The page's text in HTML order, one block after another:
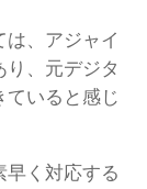
、アジャイ
、元デジタ
ていると感じ
く対応する